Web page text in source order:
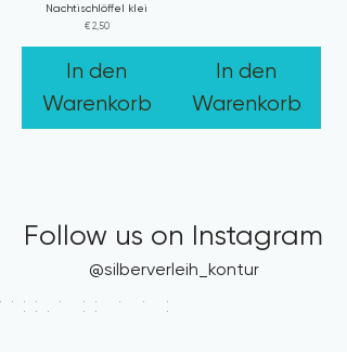
Nachtischlöffel klei
Preis
€ 2,50
In den
Warenkorb
In den
Warenkorb
Follow us on Instagram
@silberverleih_kontur